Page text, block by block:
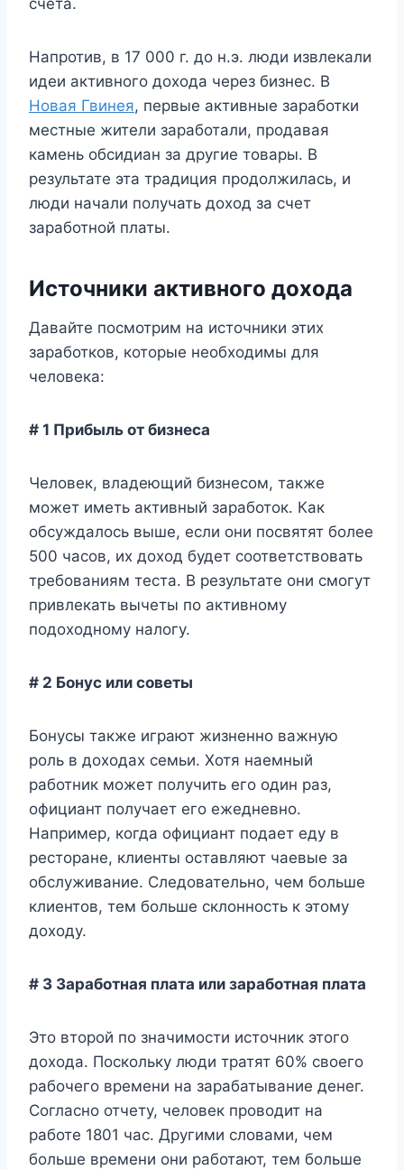
счета.
Напротив, в 17 000 г. до н.э. люди извлекали
идеи активного дохода через бизнес. В
Новая Гвинея, первые активные заработки
местные жители заработали, продавая
камень обсидиан за другие товары. В
результате эта традиция продолжилась, и
люди начали получать доход за счет
заработной платы.
Источники активного дохода
Давайте посмотрим на источники этих
заработков, которые необходимы для
человека:
# 1 Прибыль от бизнеса
Человек, владеющий бизнесом, также
может иметь активный заработок. Как
обсуждалось выше, если они посвятят более
500 часов, их доход будет соответствовать
требованиям теста. В результате они смогут
привлекать вычеты по активному
подоходному налогу.
# 2 Бонус или советы
Бонусы также играют жизненно важную
роль в доходах семьи. Хотя наемный
работник может получить его один раз,
официант получает его ежедневно.
Например, когда официант подает еду в
ресторане, клиенты оставляют чаевые за
обслуживание. Следовательно, чем больше
клиентов, тем больше склонность к этому
доходу.
# 3 Заработная плата или заработная плата
Это второй по значимости источник этого
дохода. Поскольку люди тратят 60% своего
рабочего времени на зарабатывание денег.
Согласно отчету, человек проводит на
работе 1801 час. Другими словами, чем
больше времени они работают, тем больше